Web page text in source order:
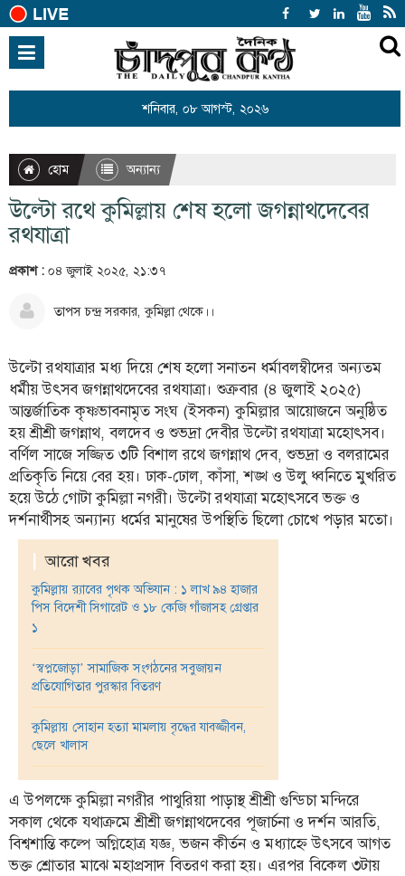
শনিবার, ০৮ আগস্ট, ২০২৬
হোম
জাতীয়
আন্তর্জাতিক
রাজনীতি
খেলাধুলা
বিনোদন
অর্থনীতি
শিক্ষা
সারাদেশ
ফিচার
সম্পাদকীয়
অন্যান্য
আইন-
আদালত
উপ-
সম্পাদকীয়
কৃষি
প্রকৃতি
অপরাধ
চাঁদপুর
জেলার
খবর
প্রবাস
তথ্য-
প্রযুক্তি
হোম অন্যান্য
উল্টো রথে কুমিল্লায় শেষ হলো জগন্নাথদেবের
রথযাত্রা
প্রকাশ : ০৪ জুলাই ২০২৫, ২১:৩৭
তাপস চন্দ্র সরকার, কুমিল্লা থেকে।।
উল্টো রথযাত্রার মধ্য দিয়ে শেষ হলো সনাতন ধর্মাবলম্বীদের অন্যতম
ধর্মীয় উৎসব জগন্নাথদেবের রথযাত্রা। শুক্রবার (৪ জুলাই ২০২৫)
আন্তর্জাতিক কৃষ্ণভাবনামৃত সংঘ (ইসকন) কুমিল্লার আয়োজনে অনুষ্ঠিত
হয় শ্রীশ্রী জগন্নাথ, বলদেব ও শুভদ্রা দেবীর উল্টো রথযাত্রা মহোৎসব।
বর্ণিল সাজে সজ্জিত ৩টি বিশাল রথে জগন্নাথ দেব, শুভদ্রা ও বলরামের
প্রতিকৃতি নিয়ে বের হয়। ঢাক-ঢোল, কাঁসা, শঙ্খ ও উলু ধ্বনিতে মুখরিত
হয়ে উঠে গোটা কুমিল্লা নগরী। উল্টো রথযাত্রা মহোৎসবে ভক্ত ও
দর্শনার্থীসহ অন্যান্য ধর্মের মানুষের উপস্থিতি ছিলো চোখে পড়ার মতো।
আরো খবর
কুমিল্লায় র‌্যাবের পৃথক অভিযান : ১ লাখ ৯৪ হাজার
পিস বিদেশী সিগারেট ও ১৮ কেজি গাঁজাসহ গ্রেপ্তার
১
‘স্বপ্নজোড়া’ সামাজিক সংগঠনের সবুজায়ন
প্রতিযোগিতার পুরস্কার বিতরণ
কুমিল্লায় সোহান হত্যা মামলায় বৃদ্ধের যাবজ্জীবন,
ছেলে খালাস
এ উপলক্ষে কুমিল্লা নগরীর পাথুরিয়া পাড়াস্থ শ্রীশ্রী গুন্ডিচা মন্দিরে
সকাল থেকে যথাক্রমে শ্রীশ্রী জগন্নাথদেবের পূজার্চনা ও দর্শন আরতি,
বিশ্বশান্তি কল্পে অগ্নিহোত্র যজ্ঞ, ভজন কীর্তন ও মধ্যাহ্নে উৎসবে আগত
ভক্ত শ্রোতার মাঝে মহাপ্রসাদ বিতরণ করা হয়। এরপর বিকেল ৩টায়